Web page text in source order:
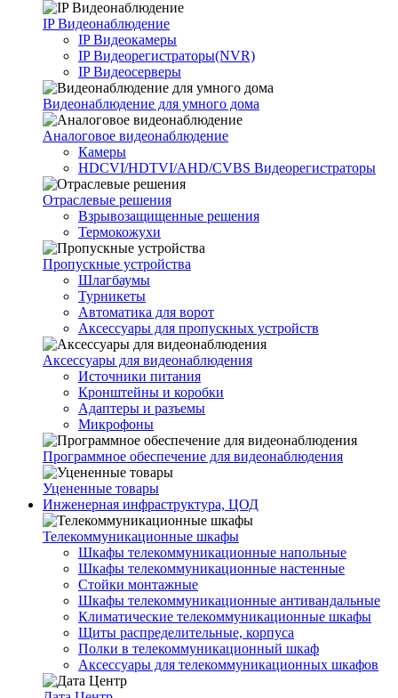
IP Видеонаблюдение
IP Видеокамеры
IP Видеорегистраторы(NVR)
IP Видеосерверы
Видеонаблюдение для умного дома
Аналоговое видеонаблюдение
Камеры
HDCVI/HDTVI/AHD/CVBS Видеорегистраторы
Отраслевые решения
Взрывозащищенные решения
Термокожухи
Пропускные устройства
Шлагбаумы
Турникеты
Автоматика для ворот
Аксессуары для пропускных устройств
Аксессуары для видеонаблюдения
Источники питания
Кронштейны и коробки
Адаптеры и разъемы
Микрофоны
Программное обеспечение для видеонаблюдения
Уцененные товары
Инженерная инфраструктура, ЦОД
Телекоммуникационные шкафы
Шкафы телекоммуникационные напольные
Шкафы телекоммуникационные настенные
Стойки монтажные
Шкафы телекоммуникационные антивандальные
Климатические телекоммуникационные шкафы
Щиты распределительные, корпуса
Полки в телекоммуникационный шкаф
Аксессуары для телекоммуникационных шкафов